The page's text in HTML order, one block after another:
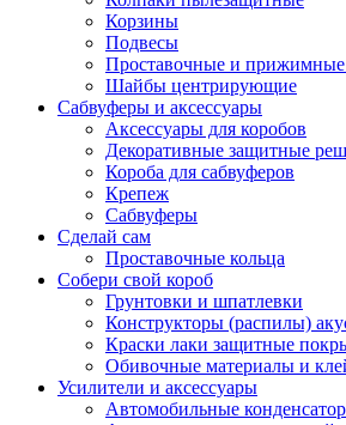
Корзины
Подвесы
Проставочные и прижимные
Шайбы центрирующие
Сабвуферы и аксессуары
Аксессуары для коробов
Декоративные защитные
Короба для сабвуферов
Крепеж
Сабвуферы
Сделай сам
Проставочные кольца
Собери свой короб
Грунтовки и шпатлевки
Конструкторы (распилы)
Краски лаки защитные
Обивочные материалы и
Усилители и аксессуары
Автомобильные